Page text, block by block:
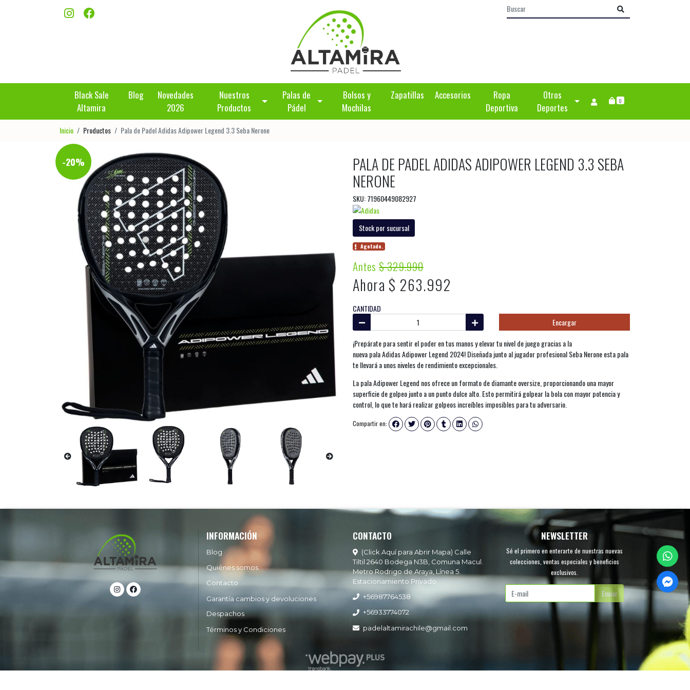
Black Sale
Altamira
Blog
Novedades
2026
Nuestros
Productos
Palas de
Pádel
Bolsos y
Mochilas
Zapatillas Accesorios
Ropa
Deportiva
Otros
Deportes
0
Inicio Productos Pala de Padel Adidas Adipower Legend 3.3 Seba Nerone
-20%
PALA DE PADEL ADIDAS ADIPOWER LEGEND 3.3 SEBA
NERONE
SKU: 71960449082927
Stock por sucursal
Agotado.
Antes$ 329.990
Ahora $ 263.992
CANTIDAD
Encargar
¡Prepárate para sentir el poder en tus manos y elevar tu nivel de juego gracias a la
nueva pala Adidas Adipower Legend 2024! Diseñada junto al jugador profesional Seba Nerone esta pala
te llevará a unos niveles de rendimiento excepcionales.
La pala Adipower Legend nos ofrece un formato de diamante oversize, proporcionando una mayor
superficie de golpeo junto a un punto dulce alto. Esto permitirá golpear la bola con mayor potencia y
control, lo que te hará realizar golpeos increíbles imposibles para tu adversario.
Compartir en:
INFORMACIÓN
Blog
Quiénes somos
Contacto
Garantía cambios y devoluciones
Despachos
Términos y Condiciones
CONTACTO
(Click Aquí para Abrir Mapa) Calle
Tiltil 2640 Bodega N3B, Comuna Macul.
Metro Rodrigo de Araya, Línea 5.
Estacionamiento Privado
+56987764538
+56933774072
padelaltamirachile@gmail.com
NEWSLETTER
Sé el primero en enterarte de nuestras nuevas
colecciones, ventas especiales y beneficios
exclusivos.
Enviar